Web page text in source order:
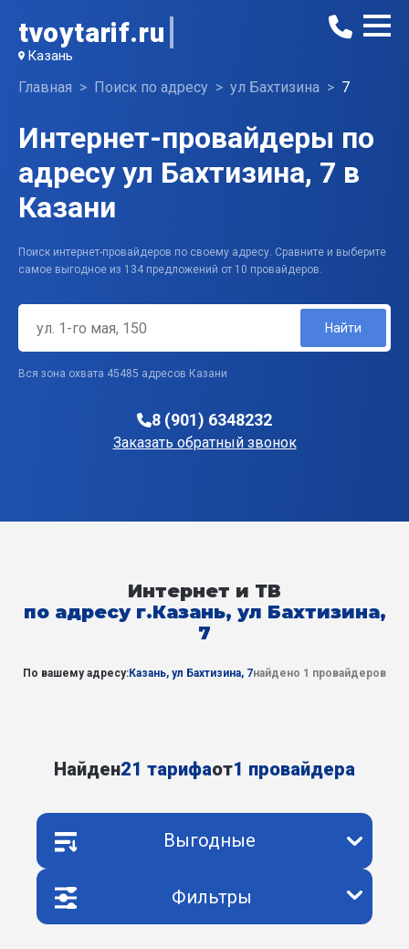
tvoytarif.ru
Казань
Главная Поиск по адресу ул Бахтизина 7
Интернет-провайдеры по
адресу ул Бахтизина, 7 в
Казани
Поиск интернет-провайдеров по своему адресу. Сравните и выберите
самое выгодное из 134 предложений от 10 провайдеров.
Найти
Вся зона охвата 45485 адресов Казани
8 (901) 6348232
Заказать обратный звонок
Интернет и ТВ
по адресу г.Казань, ул Бахтизина,
7
По вашему адресу:Казань, ул Бахтизина, 7найдено 1 провайдеров
Найден21 тарифаот1 провайдера
Выгодные
Фильтры